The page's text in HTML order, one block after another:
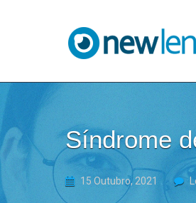
Blog NewLentes
Síndrome
15 Outubro, 2021